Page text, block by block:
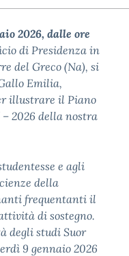
2026, dalle ore
di Presidenza in
del Greco (Na), si
Emilia,
illustrare il Piano
2026 della nostra
e agli
della
frequentanti il
di sostegno.
degli studi Suor
9 gennaio 2026